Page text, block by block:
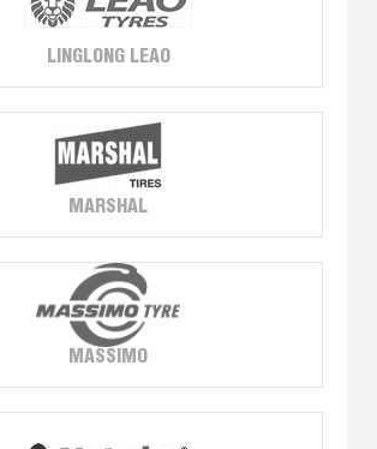
LINGLONG LEAO
MARSHAL
MASSIMO